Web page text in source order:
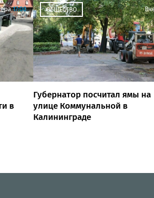
17:00
в
ОБЩЕСТВО
Губернатор посчитал ямы на
улице Коммунальной в
Калининграде